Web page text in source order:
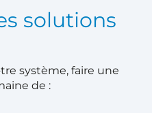
solutions
système, faire une
de :